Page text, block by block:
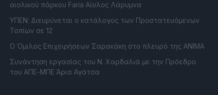
αιολικού πάρκου Faria Αίολος Λάρυμνα
ΥΠΕΝ: Διευρύνεται ο κατάλογος των Προστατευόμενων
Τοπίων σε 12
O Όμιλος Επιχειρήσεων Σαρακάκη στο πλευρό της ΑΝΙΜΑ
Συνάντηση εργασίας του Ν. Χαρδαλιά με την Πρόεδρο
του ΑΠΕ-ΜΠΕ Άρια Αγάτσα